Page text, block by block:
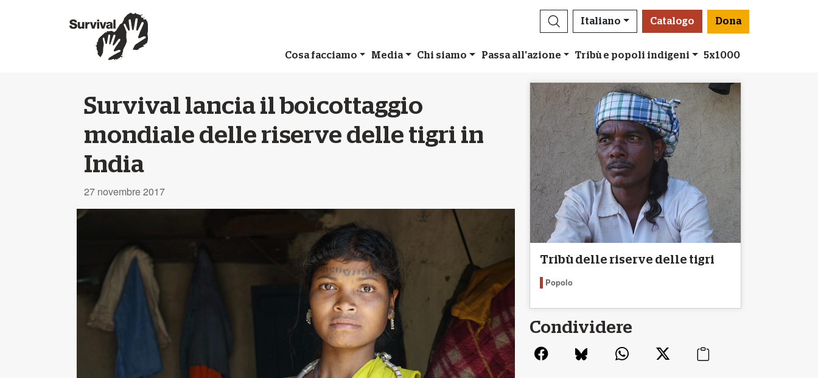
Italiano Catalogo Dona
Cosa facciamo Media Chi siamo Passa all'azione Tribù e popoli indigeni 5x1000
Survival lancia il boicottaggio
mondiale delle riserve delle tigri in
India
27 novembre 2017
Tribù delle riserve delle tigri
Popolo
Condividere